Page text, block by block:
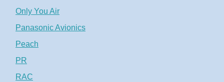
Only You Air
Panasonic Avionics
Peach
PR
RAC